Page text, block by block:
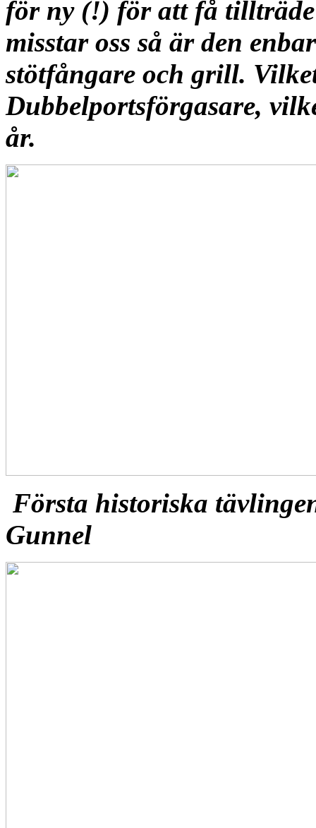
för ny (!) för att få tillträde
misstar oss så är den
stötfångare och grill.
Dubbelportsförgasare,
år.
Första historiska
Gunnel